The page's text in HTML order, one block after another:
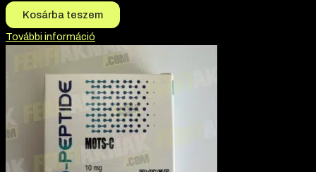
Kosárba teszem
További információ